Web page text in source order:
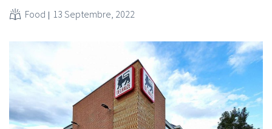
Food 13 Septembre, 2022